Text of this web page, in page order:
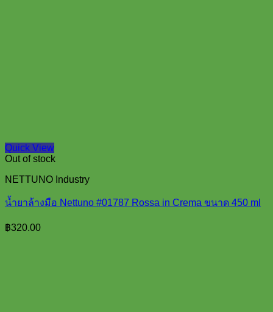
Quick View
Out of stock
NETTUNO Industry
น้ำยาล้างมือ Nettuno #01787 Rossa in Crema ขนาด 450 ml
฿320.00